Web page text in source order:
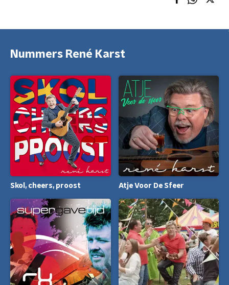
Nummers René Karst
Skol, cheers, proost Atje Voor De Sfeer